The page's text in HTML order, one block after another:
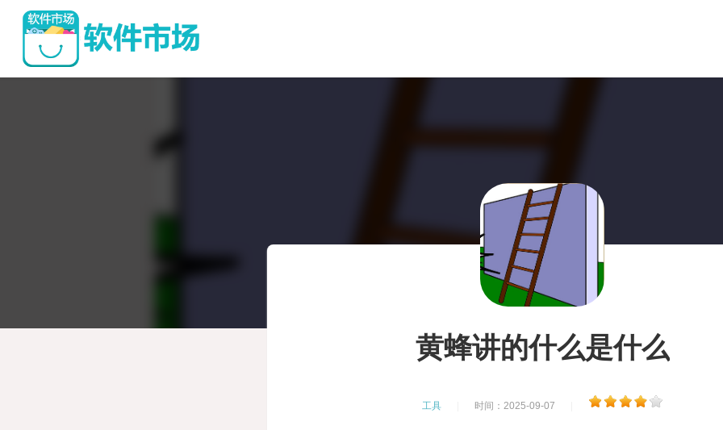
黄蜂讲的什么是什么
工具 时间：2025-09-07